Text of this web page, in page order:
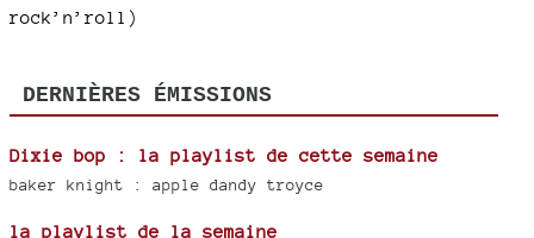
rock’n’roll)
DERNIÈRES ÉMISSIONS
Dixie bop : la playlist de cette semaine
baker knight : apple dandy troyce
la playlist de la semaine